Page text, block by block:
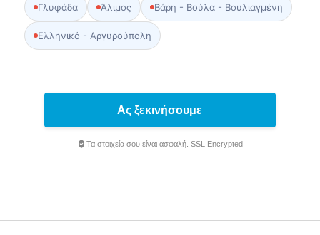
Γλυφάδα Άλιμος Βάρη - Βούλα - Βουλιαγμένη
Ελληνικό - Αργυρούπολη
Ας ξεκινήσουμε
Τα στοιχεία σου είναι ασφαλή. SSL Encrypted